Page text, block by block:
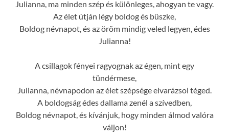
Julianna, ma minden szép és különleges, ahogyan te vagy.
Az élet útján légy boldog és büszke,
Boldog névnapot, és az öröm mindig veled legyen, édes
Julianna!
A csillagok fényei ragyognak az égen, mint egy
tündérmese,
Julianna, névnapodon az élet szépsége elvarázsol téged.
A boldogság édes dallama zenél a szívedben,
Boldog névnapot, és kívánjuk, hogy minden álmod valóra
váljon!